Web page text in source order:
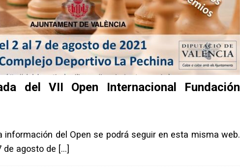
del VII Open Internacional Fundación
información del Open se podrá seguir en esta misma web.
de agosto de […]